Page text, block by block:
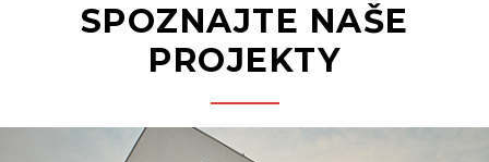
SPOZNAJTE NAŠE
PROJEKTY